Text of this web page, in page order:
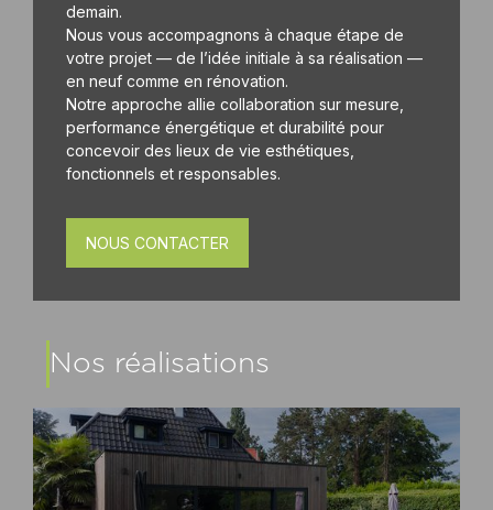
demain.
Nous vous accompagnons à chaque étape de
votre projet — de l’idée initiale à sa réalisation —
en neuf comme en rénovation.
Notre approche allie collaboration sur mesure,
performance énergétique et durabilité pour
concevoir des lieux de vie esthétiques,
fonctionnels et responsables.
NOUS CONTACTER
Nos réalisations